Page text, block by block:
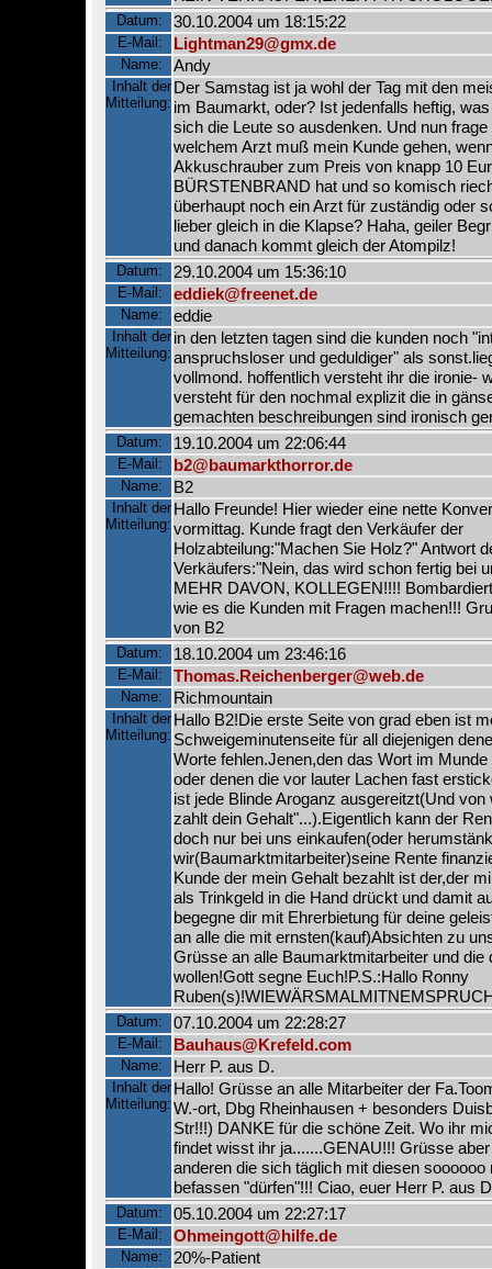
Datum: 30.10.2004 um 18:15:22
E-Mail: Lightman29@gmx.de
Name: Andy
Inhalt der
Mitteilung:
Der Samstag ist ja wohl der Tag mit den
im Baumarkt, oder? Ist jedenfalls heftig,
sich die Leute so ausdenken. Und nun
welchem Arzt muß mein Kunde gehen,
Akkuschrauber zum Preis von knapp 10
BÜRSTENBRAND hat und so komisch
überhaupt noch ein Arzt für zuständig oder
lieber gleich in die Klapse? Haha, geiler
und danach kommt gleich der Atompilz!
Datum: 29.10.2004 um 15:36:10
E-Mail: eddiek@freenet.de
Name: eddie
Inhalt der
Mitteilung:
in den letzten tagen sind die kunden noch
anspruchsloser und geduldiger" als
vollmond. hoffentlich versteht ihr die ironie-
versteht für den nochmal explizit die in
gemachten beschreibungen sind ironisch
Datum: 19.10.2004 um 22:06:44
E-Mail: b2@baumarkthorror.de
Name: B2
Inhalt der
Mitteilung:
Hallo Freunde! Hier wieder eine nette
vormittag. Kunde fragt den Verkäufer der
Holzabteilung:"Machen Sie Holz?" Antwort
Verkäufers:"Nein, das wird schon fertig bei
MEHR DAVON, KOLLEGEN!!!!
wie es die Kunden mit Fragen machen!!!
von B2
Datum: 18.10.2004 um 23:46:16
E-Mail: Thomas.Reichenberger@web.de
Name: Richmountain
Inhalt der
Mitteilung:
Hallo B2!Die erste Seite von grad eben ist
Schweigeminutenseite für all diejenigen
Worte fehlen.Jenen,den das Wort im
oder denen die vor lauter Lachen fast
ist jede Blinde Aroganz ausgereitzt(Und von
zahlt dein Gehalt"...).Eigentlich kann der
doch nur bei uns einkaufen(oder
wir(Baumarktmitarbeiter)seine Rente
Kunde der mein Gehalt bezahlt ist der,der
als Trinkgeld in die Hand drückt und damit
begegne dir mit Ehrerbietung für deine
an alle die mit ernsten(kauf)Absichten zu
Grüsse an alle Baumarktmitarbeiter und die
wollen!Gott segne Euch!P.S.:Hallo Ronny
Datum: 07.10.2004 um 22:28:27
E-Mail: Bauhaus@Krefeld.com
Name: Herr P. aus D.
Inhalt der
Mitteilung:
Hallo! Grüsse an alle Mitarbeiter der
W.-ort, Dbg Rheinhausen + besonders
Str!!!) DANKE für die schöne Zeit. Wo ihr
findet wisst ihr ja.......GENAU!!! Grüsse
anderen die sich täglich mit diesen soooooo
befassen "dürfen"!!! Ciao, euer Herr P. aus
Datum: 05.10.2004 um 22:27:17
E-Mail: Ohmeingott@hilfe.de
Name: 20%-Patient